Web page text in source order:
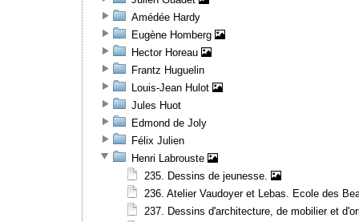
Amédée Hardy
Eugène Homberg
Hector Horeau
Frantz Huguelin
Louis-Jean Hulot
Jules Huot
Edmond de Joly
Félix Julien
Henri Labrouste
235. Dessins de jeunesse.
236. Atelier Vaudoyer et Lebas. Ecole des
237. Dessins d'architecture, de mobilier et